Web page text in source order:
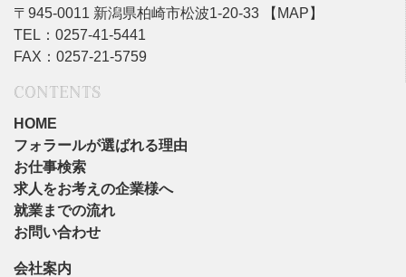
〒945-0011 新潟県柏崎市松波1-20-33 【MAP】
TEL：0257-41-5441
FAX：0257-21-5759
CONTENTS
HOME
フォラールが選ばれる理由
お仕事検索
求人をお考えの企業様へ
就業までの流れ
お問い合わせ
会社案内